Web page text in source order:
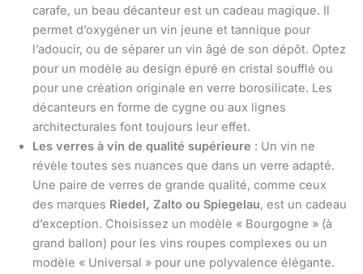
carafe, un beau décanteur est un cadeau magique. Il
permet d’oxygéner un vin jeune et tannique pour
l’adoucir, ou de séparer un vin âgé de son dépôt. Optez
pour un modèle au design épuré en cristal soufflé ou
pour une création originale en verre borosilicate. Les
décanteurs en forme de cygne ou aux lignes
architecturales font toujours leur effet.
Les verres à vin de qualité supérieure : Un vin ne
révèle toutes ses nuances que dans un verre adapté.
Une paire de verres de grande qualité, comme ceux
des marques Riedel, Zalto ou Spiegelau, est un cadeau
d’exception. Choisissez un modèle « Bourgogne » (à
grand ballon) pour les vins roupes complexes ou un
modèle « Universal » pour une polyvalence élégante.